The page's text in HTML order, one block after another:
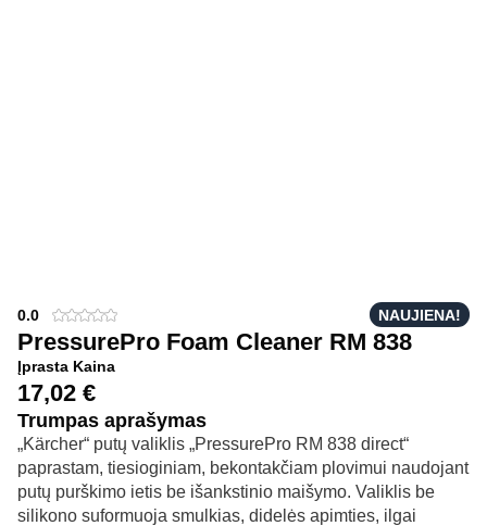
0.0 NAUJIENA!
PressurePro Foam Cleaner RM 838
Įprasta Kaina
17,02 €
Trumpas aprašymas
„Kärcher“ putų valiklis „PressurePro RM 838 direct“
paprastam, tiesioginiam, bekontakčiam plovimui naudojant
putų purškimo ietis be išankstinio maišymo. Valiklis be
silikono suformuoja smulkias, didelės apimties, ilgai